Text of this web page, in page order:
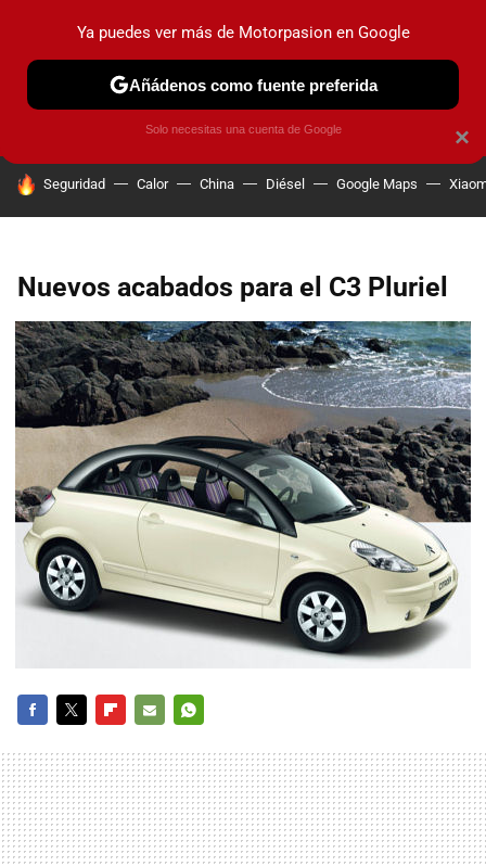
PRUEBAS COCHES ELÉCTRICOS OBSERVATORIO
HOY SE HABLA DE
Seguridad Calor China Diésel Google Maps
Nuevos acabados para el C3 Pluriel
MAIL
×
Ya puedes ver más de Motorpasion en Google
Añádenos como fuente preferida
Solo necesitas una cuenta de Google